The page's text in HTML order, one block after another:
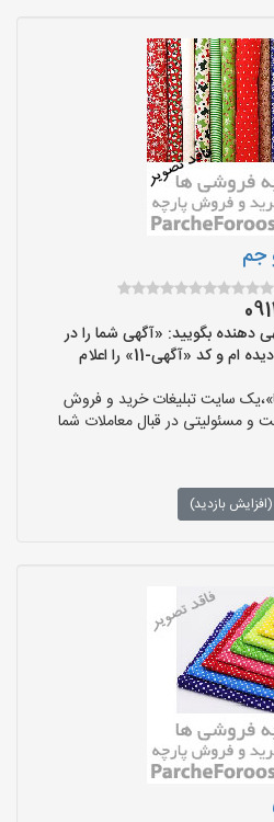
جم
دهنده بگویید: «آگهی شما را در
سایت «پارچه فروشی ها» دیده ام و کد «آگهی-11» را اعلام
سایت تبلیغات خرید و فروش
و مسئولیتی در قبال معاملات شما
بازدید)